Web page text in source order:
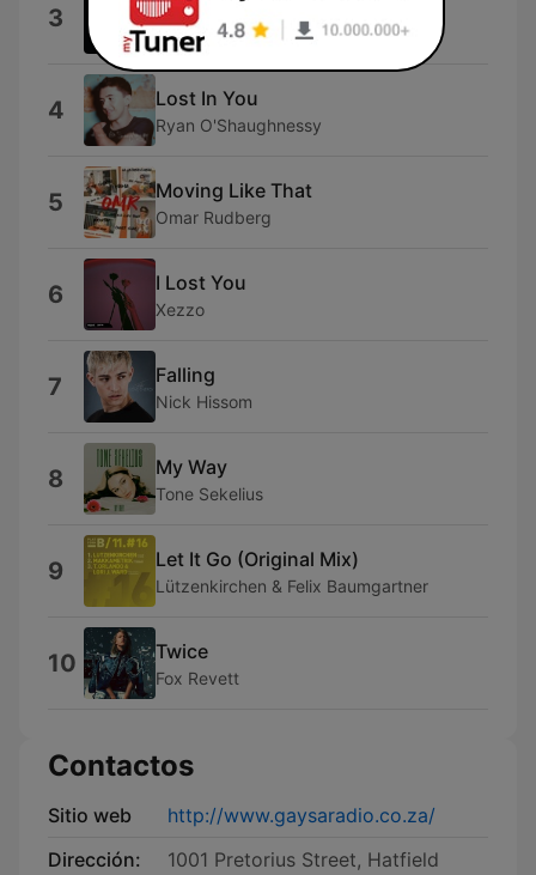
3 Rough Justice
The Rolling Stones
4 Lost In You
Ryan O'Shaughnessy
5 Moving Like That
Omar Rudberg
6 I Lost You
Xezzo
7 Falling
Nick Hissom
8 My Way
Tone Sekelius
9 Let It Go (Original Mix)
Lützenkirchen & Felix Baumgartner
10 Twice
Fox Revett
Contactos
Sitio web
http://www.gaysaradio.co.za/
Dirección:
1001 Pretorius Street, Hatfield